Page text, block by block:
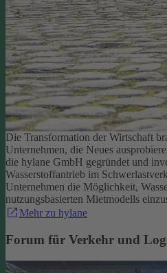
Die Transformation der Wirtschaft
Unternehmen, die Neues
die hylane GmbH gegründet und
Wasserstoffantrieb im
Unternehmen die Möglichkeit,
nutzungsbasierten Mietmodells
Mehr zu hylane
Forum für Verkehr und